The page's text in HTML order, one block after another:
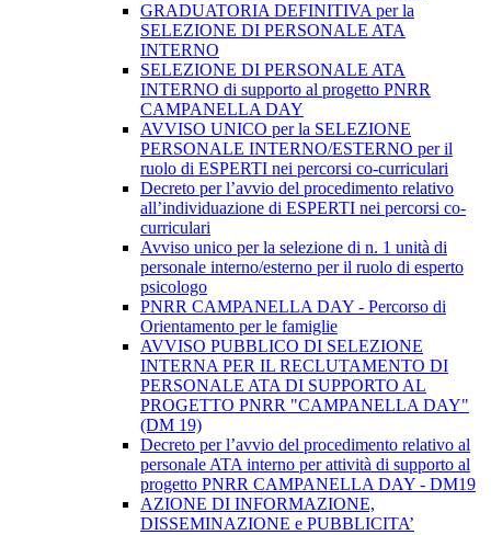
GRADUATORIA DEFINITIVA per la
SELEZIONE DI PERSONALE ATA
INTERNO
SELEZIONE DI PERSONALE ATA
INTERNO di supporto al progetto PNRR
CAMPANELLA DAY
AVVISO UNICO per la SELEZIONE
PERSONALE INTERNO/ESTERNO per il
ruolo di ESPERTI nei percorsi co-curriculari
Decreto per l’avvio del procedimento relativo
all’individuazione di ESPERTI nei percorsi co-
curriculari
Avviso unico per la selezione di n. 1 unità di
personale interno/esterno per il ruolo di esperto
psicologo
PNRR CAMPANELLA DAY - Percorso di
Orientamento per le famiglie
AVVISO PUBBLICO DI SELEZIONE
INTERNA PER IL RECLUTAMENTO DI
PERSONALE ATA DI SUPPORTO AL
PROGETTO PNRR "CAMPANELLA DAY"
(DM 19)
Decreto per l’avvio del procedimento relativo al
personale ATA interno per attività di supporto al
progetto PNRR CAMPANELLA DAY - DM19
AZIONE DI INFORMAZIONE,
DISSEMINAZIONE e PUBBLICITA’